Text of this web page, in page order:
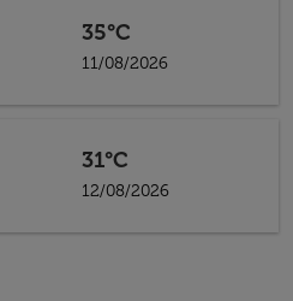
35°C
11/08/2026
31°C
12/08/2026